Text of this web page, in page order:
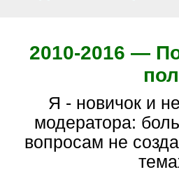
2010-2016 —
Я - новичок и не знаю, куда обратиться. От
модератора:
вопросам не